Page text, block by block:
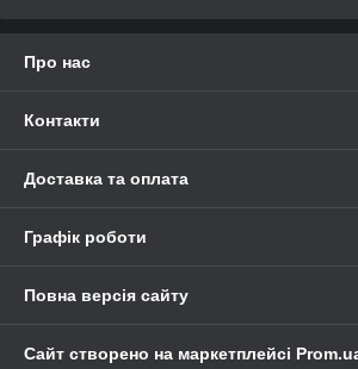
Про нас
Контакти
Доставка та оплата
Графік роботи
Повна версія сайту
Сайт створено на маркетплейсі